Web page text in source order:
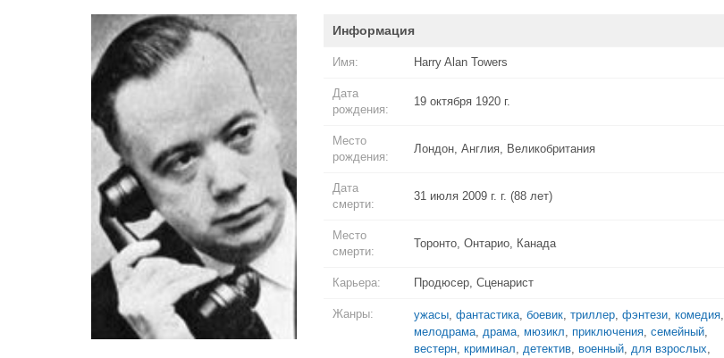
Информация
Имя: Harry Alan Towers
Дата
рождения:
19 октября 1920 г.
Место
рождения:
Лондон, Англия, Великобритания
Дата
смерти:
31 июля 2009 г. г. (88 лет)
Место
смерти:
Торонто, Онтарио, Канада
Карьера: Продюсер, Сценарист
Жанры: ужасы, фантастика, боевик, триллер, фэнтези, комедия,
мелодрама, драма, мюзикл, приключения, семейный,
вестерн, криминал, детектив, военный, для взрослых,